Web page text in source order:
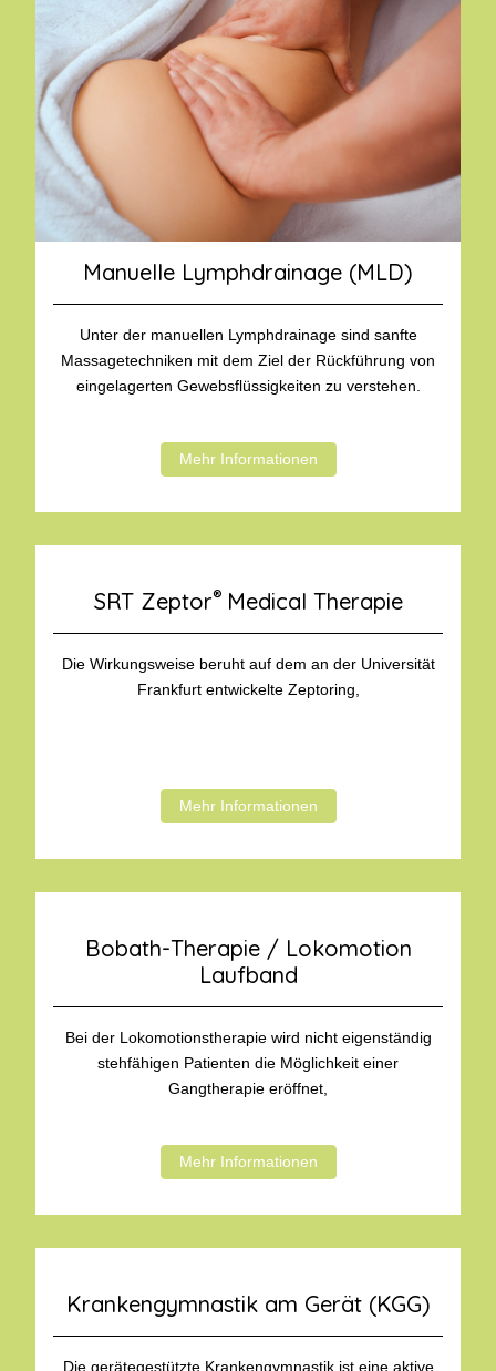
Manuelle Lymphdrainage (MLD)
Unter der manuellen Lymphdrainage sind sanfte
Massagetechniken mit dem Ziel der Rückführung von
eingelagerten Gewebsflüssigkeiten zu verstehen.
Mehr Informationen
SRT Zeptor® Medical Therapie
Die Wirkungsweise beruht auf dem an der Universität
Frankfurt entwickelte Zeptoring,
Mehr Informationen
Bobath-Therapie / Lokomotion
Laufband
Bei der Lokomotionstherapie wird nicht eigenständig
stehfähigen Patienten die Möglichkeit einer
Gangtherapie eröffnet,
Mehr Informationen
Krankengymnastik am Gerät (KGG)
Die gerätegestützte Krankengymnastik ist eine aktive